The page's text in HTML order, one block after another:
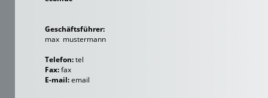
Geschäftsführer:
max mustermann
Telefon:tel
Fax:fax
E-mail:email